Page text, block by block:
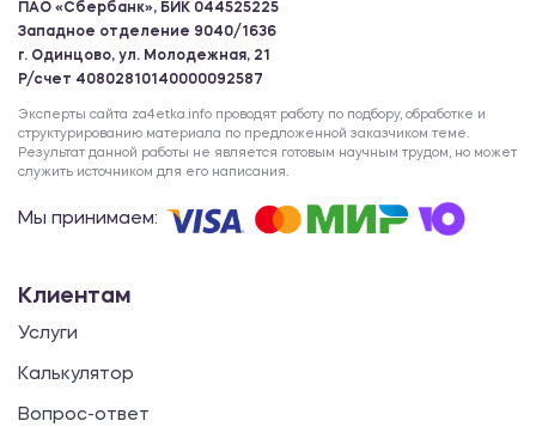
ПАО «Сбербанк», БИК 044525225
Западное отделение 9040/1636
г. Одинцово, ул. Молодежная, 21
Р/счет 40802810140000092587
Эксперты сайта za4etka.info проводят работу по подбору, обработке и
структурированию материала по предложенной заказчиком теме.
Результат данной работы не является готовым научным трудом, но может
служить источником для его написания.
Мы принимаем:
Клиентам
Услуги
Калькулятор
Вопрос-ответ